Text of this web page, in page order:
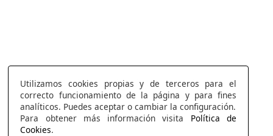
Utilizamos cookies propias y de terceros para el
correcto funcionamiento de la página y para fines
analíticos. Puedes aceptar o cambiar la configuración.
Para obtener más información visita Política de
Cookies.